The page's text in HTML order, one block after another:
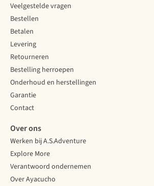
Veelgestelde vragen
Bestellen
Betalen
Levering
Retourneren
Bestelling herroepen
Onderhoud en herstellingen
Garantie
Contact
Over ons
Werken bij A.S.Adventure
Explore More
Verantwoord ondernemen
Over Ayacucho